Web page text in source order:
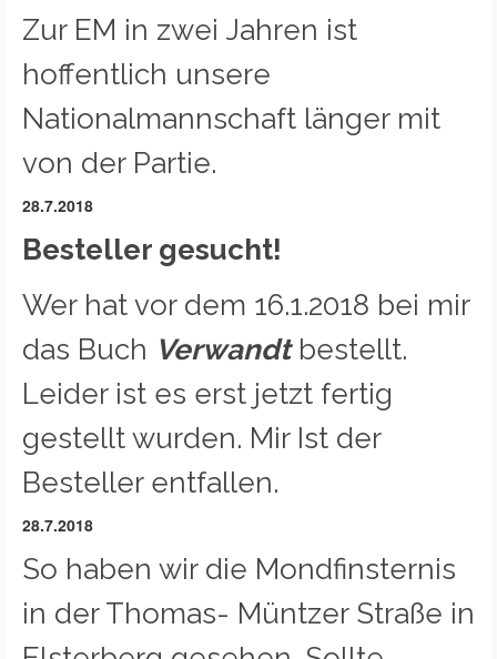
Zur EM in zwei Jahren ist
hoffentlich unsere
Nationalmannschaft länger mit
von der Partie.
28.7.2018
Besteller gesucht!
Wer hat vor dem 16.1.2018 bei mir
das Buch Verwandtbestellt.
Leider ist es erst jetzt fertig
gestellt wurden. Mir Ist der
Besteller entfallen.
28.7.2018
So haben wir die Mondfinsternis
in der Thomas- Müntzer Straße in